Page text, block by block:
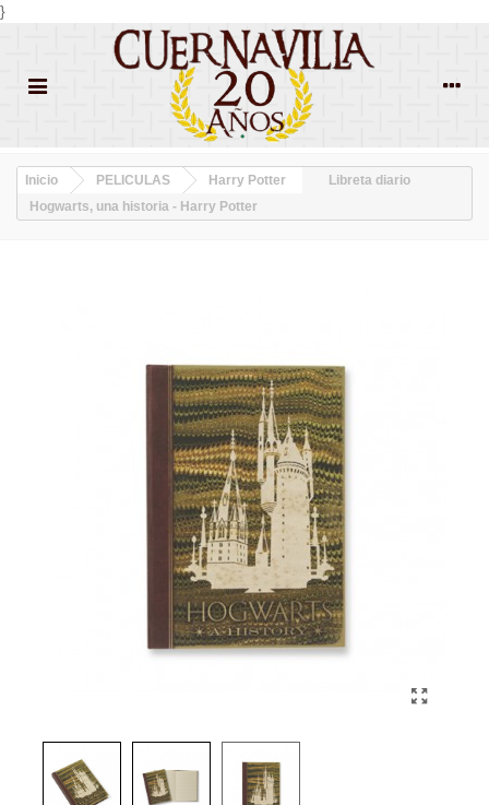
}
Inicio PELICULAS Harry Potter
Libreta diario
Hogwarts, una historia - Harry Potter